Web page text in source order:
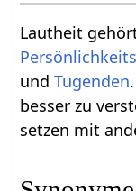
Lautheit
undTugenden
besser zu
setzen mit